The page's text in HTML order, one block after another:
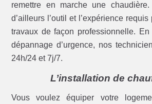
remettre en marche une
d’ailleurs l’outil et l’expérience
travaux de façon professionnelle.
dépannage d’urgence, nos
24h/24 et 7j/7.
L’installation de
Vous voulez équiper votre